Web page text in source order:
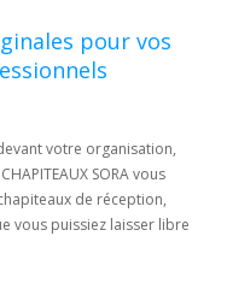
pour vos
votre organisation,
SORA vous
de réception,
vous puissiez laisser libre